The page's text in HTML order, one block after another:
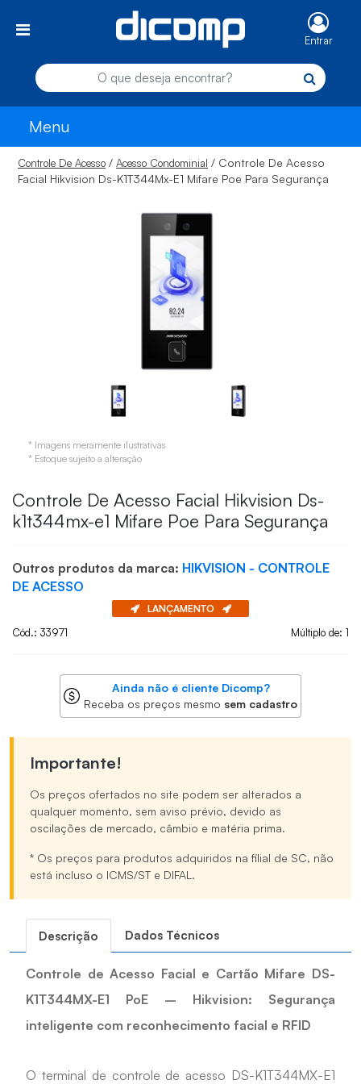
Entrar
Menu
Controle De Acesso / Acesso Condominial / Controle De Acesso
Facial Hikvision Ds-K1T344Mx-E1 Mifare Poe Para Segurança
* Imagens meramente ilustrativas
* Estoque sujeito a alteração
Controle De Acesso Facial Hikvision Ds-
k1t344mx-e1 Mifare Poe Para Segurança
Outros produtos da marca: HIKVISION - CONTROLE
DE ACESSO
LANÇAMENTO
Cód.: 33971 Múltiplo de: 1
Ainda não é cliente Dicomp?
Receba os preços mesmo sem cadastro
Importante!
Os preços ofertados no site podem ser alterados a
qualquer momento, sem aviso prévio, devido as
oscilações de mercado, câmbio e matéria prima.
* Os preços para produtos adquiridos na filial de SC, não
está incluso o ICMS/ST e DIFAL.
Descrição Dados Técnicos
Controle de Acesso Facial e Cartão Mifare DS-
K1T344MX-E1 PoE – Hikvision: Segurança
inteligente com reconhecimento facial e RFID
O terminal de controle de acesso DS-K1T344MX-E1